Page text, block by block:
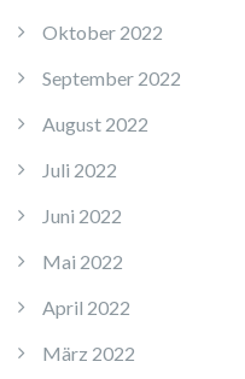
Oktober 2022
September 2022
August 2022
Juli 2022
Juni 2022
Mai 2022
April 2022
März 2022